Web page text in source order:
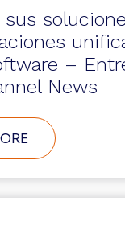
sus
–
News
ABOUT
GESTIONE
SOLUCIONES
DE